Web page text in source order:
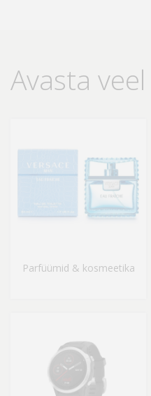
Avasta veel
Parfüümid & kosmeetika